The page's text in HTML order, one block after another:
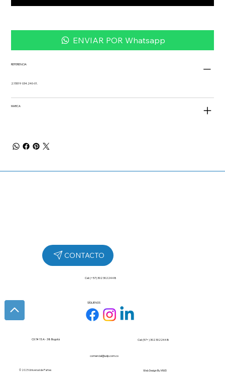
ENVIAR POR Whatsapp
REFERENCIA
2.15519 034.240-01.
MARCA
SÍGUENOS
Cel: (+57) 302 3022448
Cll 7# 15 A - 38 Bogotá Cel: (57+) 302 3022448
© 2025 Universal de Partes Web Design ByMWD
comercial@udp.com.co